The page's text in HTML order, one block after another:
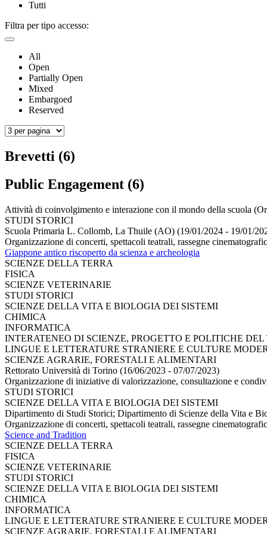
Tutti
Filtra per tipo accesso:
All
Open
Partially Open
Mixed
Embargoed
Reserved
Brevetti (6)
Public Engagement (6)
Attività di coinvolgimento e interazione con il mondo della scuola
STUDI STORICI
Scuola Primaria L. Collomb, La Thuile (AO) (19/01/2024 - 19/01/
Organizzazione di concerti, spettacoli teatrali, rassegne
Giappone antico riscoperto da scienza e archeologia
SCIENZE DELLA TERRA
FISICA
SCIENZE VETERINARIE
STUDI STORICI
SCIENZE DELLA VITA E BIOLOGIA DEI SISTEMI
CHIMICA
INFORMATICA
INTERATENEO DI SCIENZE, PROGETTO E POLITICHE
LINGUE E LETTERATURE STRANIERE E CULTURE
SCIENZE AGRARIE, FORESTALI E ALIMENTARI
Rettorato Università di Torino (16/06/2023 - 07/07/2023)
Organizzazione di iniziative di valorizzazione, consultazione e
STUDI STORICI
SCIENZE DELLA VITA E BIOLOGIA DEI SISTEMI
Dipartimento di Studi Storici; Dipartimento di Scienze della Vita e
Organizzazione di concerti, spettacoli teatrali, rassegne
Science and Tradition
SCIENZE DELLA TERRA
FISICA
SCIENZE VETERINARIE
STUDI STORICI
SCIENZE DELLA VITA E BIOLOGIA DEI SISTEMI
CHIMICA
INFORMATICA
LINGUE E LETTERATURE STRANIERE E CULTURE
SCIENZE AGRARIE, FORESTALI E ALIMENTARI